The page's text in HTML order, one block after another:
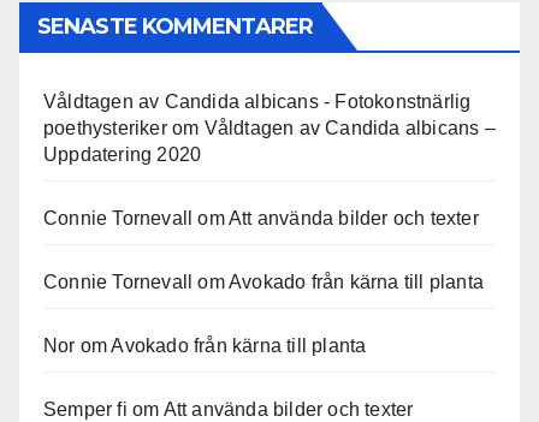
SENASTE KOMMENTARER
Våldtagen av Candida albicans - Fotokonstnärlig
poethysterikerom Våldtagen av Candida albicans –
Uppdatering 2020
Connie Tornevall omAtt använda bilder och texter
Connie Tornevall omAvokado från kärna till planta
Nor omAvokado från kärna till planta
Semper fi om Att använda bilder och texter